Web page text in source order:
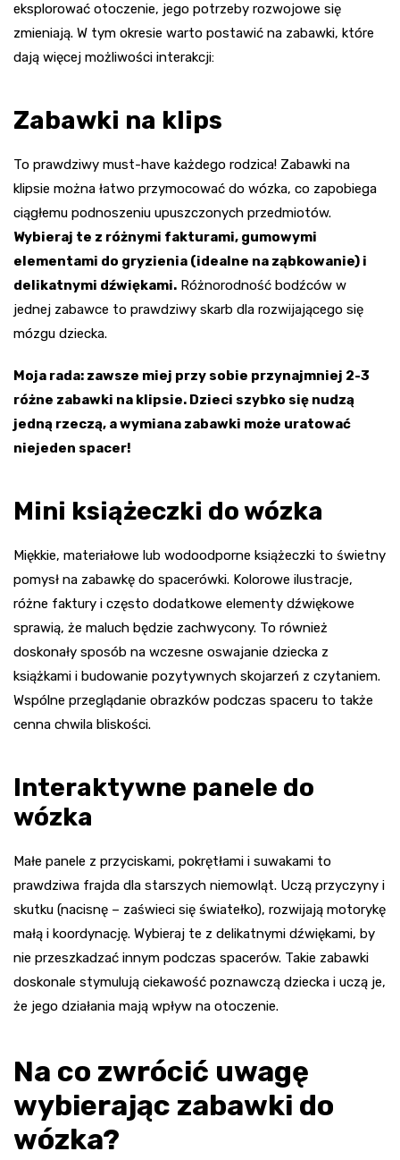
eksplorować otoczenie, jego potrzeby rozwojowe się
zmieniają. W tym okresie warto postawić na zabawki, które
dają więcej możliwości interakcji:
Zabawki na klips
To prawdziwy must-have każdego rodzica! Zabawki na
klipsie można łatwo przymocować do wózka, co zapobiega
ciągłemu podnoszeniu upuszczonych przedmiotów.
Wybieraj te z różnymi fakturami, gumowymi
elementami do gryzienia (idealne na ząbkowanie) i
delikatnymi dźwiękami. Różnorodność bodźców w
jednej zabawce to prawdziwy skarb dla rozwijającego się
mózgu dziecka.
Moja rada: zawsze miej przy sobie przynajmniej 2-3
różne zabawki na klipsie. Dzieci szybko się nudzą
jedną rzeczą, a wymiana zabawki może uratować
niejeden spacer!
Mini książeczki do wózka
Miękkie, materiałowe lub wodoodporne książeczki to świetny
pomysł na zabawkę do spacerówki. Kolorowe ilustracje,
różne faktury i często dodatkowe elementy dźwiękowe
sprawią, że maluch będzie zachwycony. To również
doskonały sposób na wczesne oswajanie dziecka z
książkami i budowanie pozytywnych skojarzeń z czytaniem.
Wspólne przeglądanie obrazków podczas spaceru to także
cenna chwila bliskości.
Interaktywne panele do
wózka
Małe panele z przyciskami, pokrętłami i suwakami to
prawdziwa frajda dla starszych niemowląt. Uczą przyczyny i
skutku (nacisnę – zaświeci się światełko), rozwijają motorykę
małą i koordynację. Wybieraj te z delikatnymi dźwiękami, by
nie przeszkadzać innym podczas spacerów. Takie zabawki
doskonale stymulują ciekawość poznawczą dziecka i uczą je,
że jego działania mają wpływ na otoczenie.
Na co zwrócić uwagę
wybierając zabawki do
wózka?